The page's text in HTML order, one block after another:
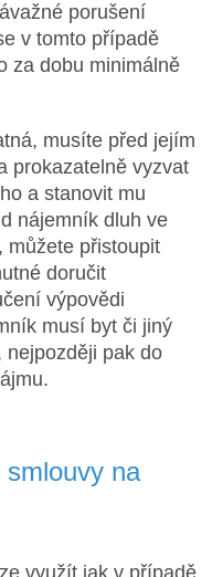
porušení
v tomto případě
za dobu minimálně
musíte před jejím
prokazatelně vyzvat
a stanovit mu
nájemník dluh ve
můžete přistoupit
doručit
výpovědi
musí byt či jiný
nejpozději pak do
na
využít jak v případě